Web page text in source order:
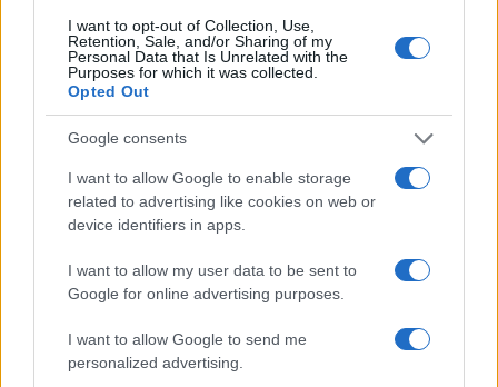
I want to opt-out of Collection, Use,
Retention, Sale, and/or Sharing of my
Personal Data that Is Unrelated with the
Purposes for which it was collected.
Opted Out
Google consents
I want to allow Google to enable storage
related to advertising like cookies on web or
device identifiers in apps.
I want to allow my user data to be sent to
Google for online advertising purposes.
I want to allow Google to send me
personalized advertising.
anche un impegno tangibile e responsabile da parte
della nuova amministrazione. Sarà cruciale
trasformare le aspettative in azioni concrete per
dare nuova linfa al tessuto urbano e sociale della
articolo originale .
Colleferro cambia
volto: il nuovo
capace di
affrontare le
Successiva
Fondi verso le
elettorali e attese